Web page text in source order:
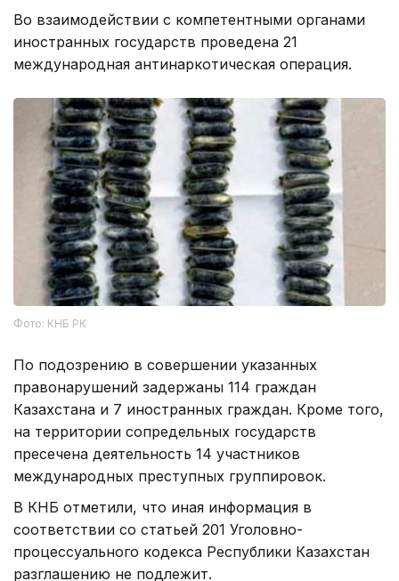
Во взаимодействии с компетентными органами
иностранных государств проведена 21
международная антинаркотическая операция.
Фото: КНБ РК
По подозрению в совершении указанных
правонарушений задержаны 114 граждан
Казахстана и 7 иностранных граждан. Кроме того,
на территории сопредельных государств
пресечена деятельность 14 участников
международных преступных группировок.
В КНБ отметили, что иная информация в
соответствии со статьей 201 Уголовно-
процессуального кодекса Республики Казахстан
разглашению не подлежит.